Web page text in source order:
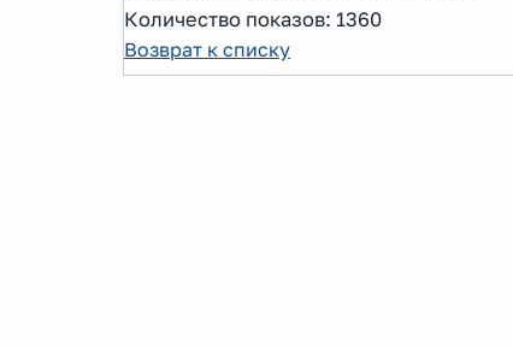
Количество показов: 1360
Возврат к списку